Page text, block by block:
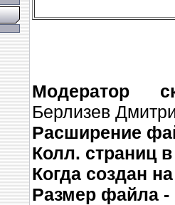
Модератор
Берлизев
Расширение
Колл. страниц
Когда создан
Размер файла -